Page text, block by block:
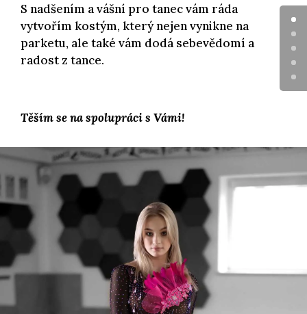
S nadšením a vášní pro tanec vám ráda
vytvořím kostým, který nejen vynikne na
parketu, ale také vám dodá sebevědomí a
radost z tance.
Těším se na spolupráci s Vámi!